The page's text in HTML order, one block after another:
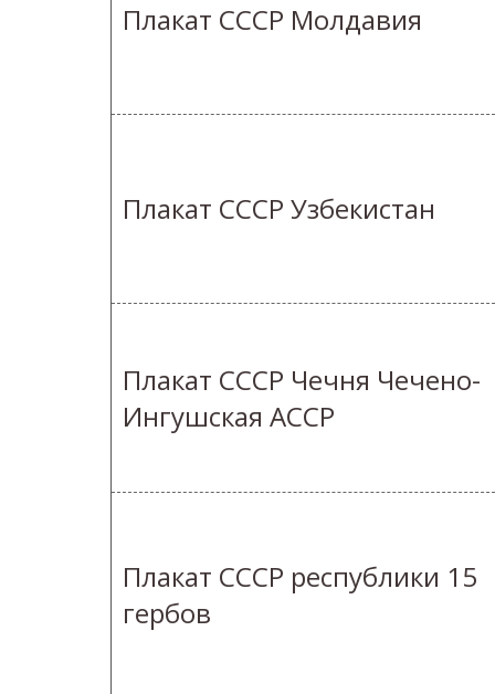
Плакат СССР Молдавия
Плакат СССР Узбекистан
Плакат СССР Чечня Чечено-
Ингушская АССР
Плакат СССР республики 15
гербов